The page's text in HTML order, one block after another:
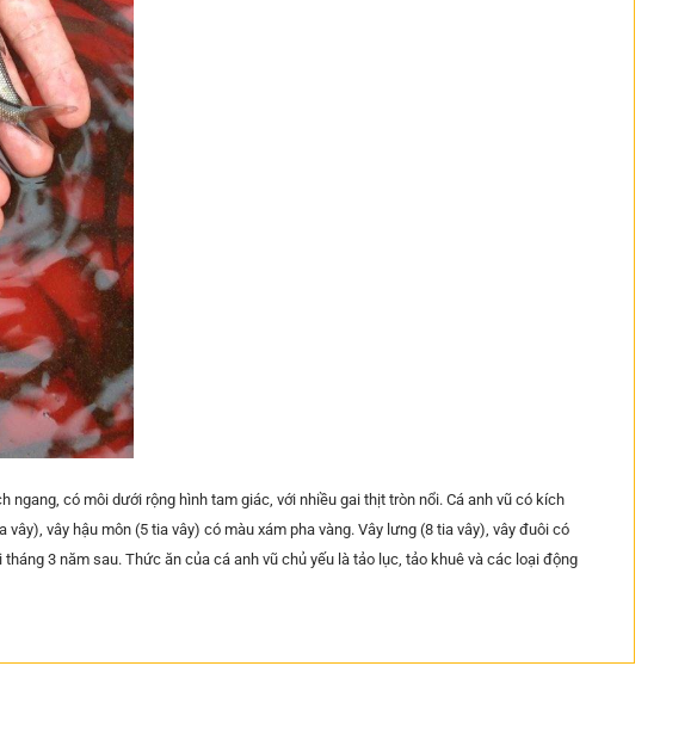
ngang, có môi dưới rộng hình tam giác, với nhiều gai thịt tròn nổi. Cá anh vũ có kích
vây), vây hậu môn (5 tia vây) có màu xám pha vàng. Vây lưng (8 tia vây), vây đuôi có
3 năm sau. Thức ăn của cá anh vũ chủ yếu là tảo lục, tảo khuê và các loại động